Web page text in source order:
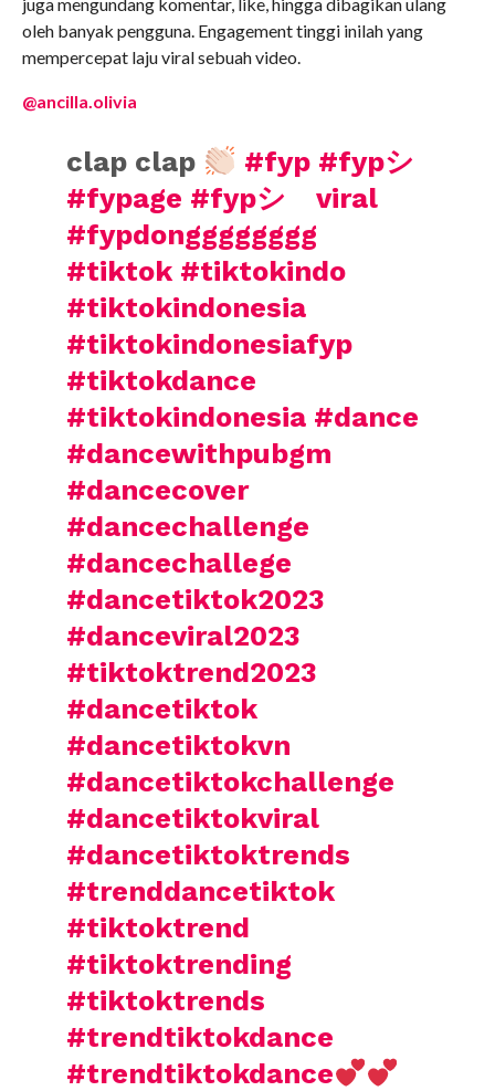
oleh banyak pengguna. Engagement tinggi inilah yang
mempercepat laju viral sebuah video.
@ancilla.olivia
clap clap #fyp #fypシ
#fypage #fypシ゚viral
#fypdongggggggg
#tiktok #tiktokindo
#tiktokindonesia
#tiktokindonesiafyp
#tiktokdance
#tiktokindonesia #dance
#dancewithpubgm
#dancecover
#dancechallenge
#dancechallege
#dancetiktok2023
#danceviral2023
#tiktoktrend2023
#dancetiktok
#dancetiktokvn
#dancetiktokchallenge
#dancetiktokviral
#dancetiktoktrends
#trenddancetiktok
#tiktoktrend
#tiktoktrending
#tiktoktrends
#trendtiktokdance
#trendtiktokdance